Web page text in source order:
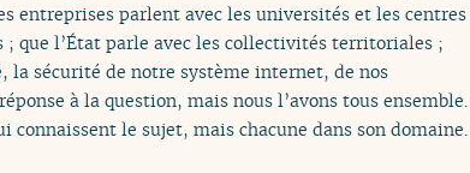
entreprises parlent avec les universités et les centres
que l’État parle avec les collectivités territoriales ;
la sécurité de notre système internet, de nos
à la question, mais nous l’avons tous ensemble.
connaissent le sujet, mais chacune dans son domaine.